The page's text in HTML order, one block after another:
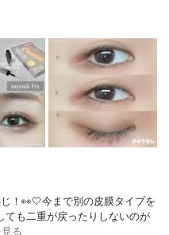
！👀🤍今まで別の皮膜タイプを
ても二重が戻ったりしないのが
る